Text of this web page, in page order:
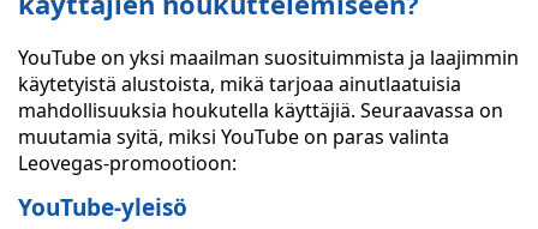
YouTube on yksi maailman suosituimmista ja laajimmin
käytetyistä alustoista, mikä tarjoaa ainutlaatuisia
mahdollisuuksia houkutella käyttäjiä. Seuraavassa on
muutamia syitä, miksi YouTube on paras valinta
Leovegas-promootioon:
YouTube-yleisö